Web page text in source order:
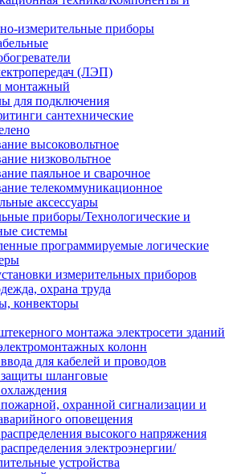
измерительные приборы
(ЛЭП)
монтажный
для подключения
сантехнические
высоковольтное
низковольтное
паяльное и сварочное
телекоммуникационное
аксессуары
приборы/Технологические и
системы
программируемые логические
измерительных приборов
охрана труда
конвекторы
монтажа электросети зданий
колонн
для кабелей и проводов
шланговые
охранной сигнализации и
оповещения
высокого напряжения
электроэнергии/
устройства